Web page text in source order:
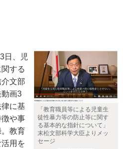
「教育職員等による児童生
徒性暴力等の防止等に関す
る基本的な指針について」
末松文部科学大臣よりメッ
セージ
日、児
する
文部
画3
に基
や事
教育
用を